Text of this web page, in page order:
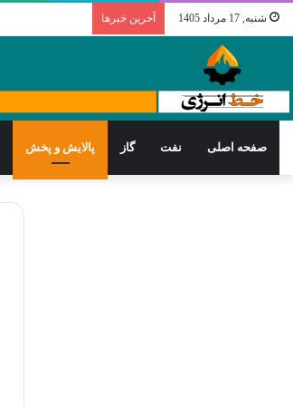
شنبه, 17 مرداد 1405 آخرین خبرها
صفحه اصلی نفت گاز پالایش و پخش